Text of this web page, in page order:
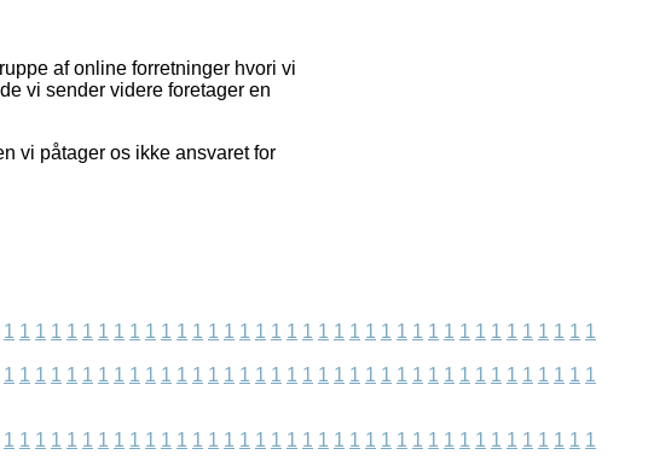
af online forretninger hvori vi
vi sender videre foretager en
vi påtager os ikke ansvaret for
1 1 1 1 1 1 1 1 1 1 1 1 1 1 1 1 1 1 1 1 1 1 1 1 1 1 1 1 1 1 1 1 1 1 1 1 1 1
1 1 1 1 1 1 1 1 1 1 1 1 1 1 1 1 1 1 1 1 1 1 1 1 1 1 1 1 1 1 1 1 1 1 1 1 1 1
1 1 1 1 1 1 1 1 1 1 1 1 1 1 1 1 1 1 1 1 1 1 1 1 1 1 1 1 1 1 1 1 1 1 1 1 1 1